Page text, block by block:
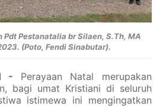
Pdt Pestanatalia br Silaen, S.Th, MA
(Poto, Fendi Sinabutar).
- Perayaan Natal merupakan
bagi umat Kristiani di seluruh
istimewa ini mengingatkan